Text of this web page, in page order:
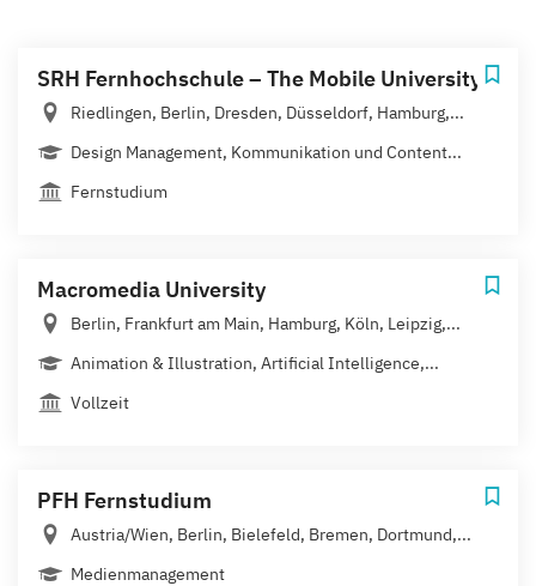
SRH Fernhochschule – The Mobile University
Riedlingen, Berlin, Dresden, Düsseldorf, Hamburg,...
Design Management, Kommunikation und Content...
Fernstudium
Macromedia University
Berlin, Frankfurt am Main, Hamburg, Köln, Leipzig,...
Animation & Illustration, Artificial Intelligence,...
Vollzeit
PFH Fernstudium
Austria/Wien, Berlin, Bielefeld, Bremen, Dortmund,...
Medienmanagement